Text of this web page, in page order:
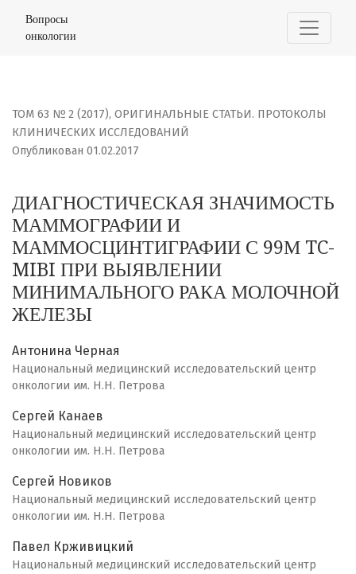
ДИАГНОСТИЧЕСКАЯ ЗНАЧИМОСТЬ МАММОГРАФИИ И
Вопросы
онкологии
ТОМ 63 № 2 (2017), ОРИГИНАЛЬНЫЕ СТАТЬИ. ПРОТОКОЛЫ
КЛИНИЧЕСКИХ ИССЛЕДОВАНИЙ
ДИАГНОСТИЧЕСКАЯ ЗНАЧИМОСТЬ
МАММОГРАФИИ И
МАММОСЦИНТИГРАФИИ С 99М TC-
MIBI ПРИ ВЫЯВЛЕНИИ
МИНИМАЛЬНОГО РАКА МОЛОЧНОЙ
ЖЕЛЕЗЫ
Опубликован 01.02.2017
Антонина Черная
Национальный медицинский исследовательский центр
онкологии им. Н.Н. Петрова
Сергей Канаев
Национальный медицинский исследовательский центр
онкологии им. Н.Н. Петрова
Сергей Новиков
Национальный медицинский исследовательский центр
онкологии им. Н.Н. Петрова
Павел Крживицкий
Национальный медицинский исследовательский центр